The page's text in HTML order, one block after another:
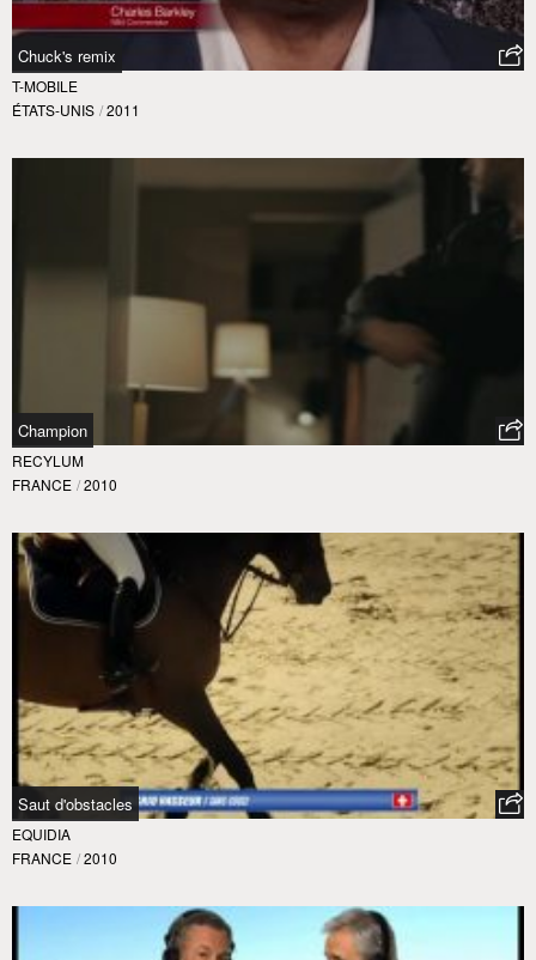
Chuck's remix
T-MOBILE
ÉTATS-UNIS / 2011
Champion
RECYLUM
FRANCE / 2010
Saut d'obstacles
EQUIDIA
FRANCE / 2010